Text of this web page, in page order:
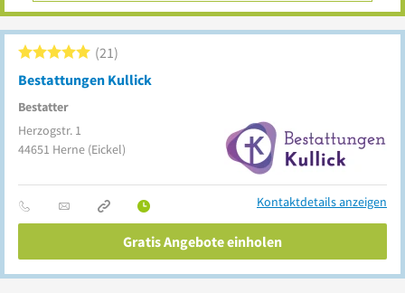
Bestattungen Kullick
Bestatter
21
Herzogstr. 1
44651 Herne (Eickel)
Kontaktdetails anzeigen
Gratis Angebote einholen